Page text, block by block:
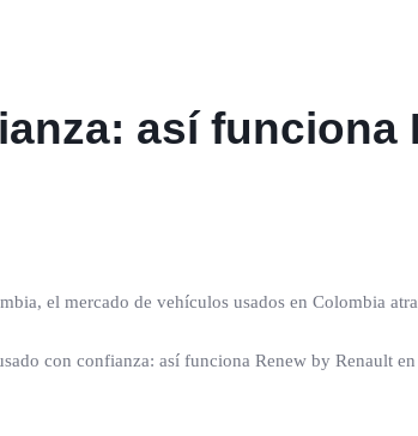
así funciona
el mercado de vehículos usados en Colombia